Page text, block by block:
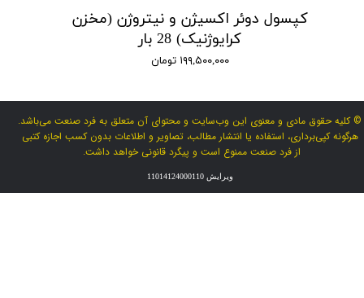
کپسول دوئر اکسیژن و نیتروژن (مخزن
کرایوژنیک) 28 بار
۱۹۹,۵۰۰,۰۰۰ تومان
© کلیه حقوق مادی و معنوی این وب‌سایت و محتوای آن متعلق به فرد صنعت می‌باشد.
هرگونه کپی‌برداری، استفاده یا انتشار مطالب، تصاویر و اطلاعات بدون کسب اجازه کتبی
از فرد صنعت ممنوع است و پیگرد قانونی خواهد داشت.
ویرایش 11014124000110